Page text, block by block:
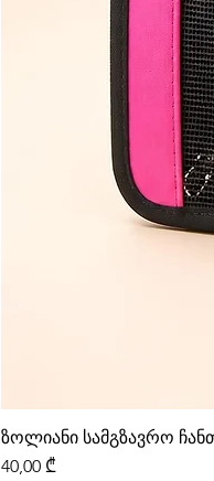
ზოლიანი სამგზავრო
Price
40,00 ₾